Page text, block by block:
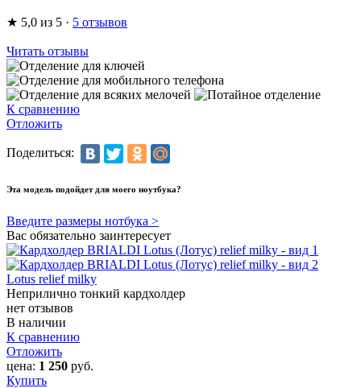
★ 5,0 из 5 · 5 отзывов
Читать отзывы
К сравнению
Отложить
Поделиться:
Эта модель подойдет для моего ноутбука?
Введите размеры нотбука >
Вас обязательно заинтересует
Lotus relief milky
Неприлично тонкий кардхолдер
нет отзывов
В наличии
К сравнению
Отложить
цена: 1 250 руб.
Купить